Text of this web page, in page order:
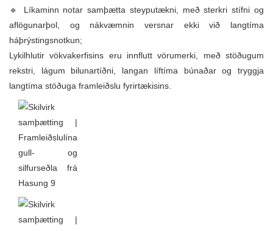
🔹 Líkaminn notar samþætta steyputækni, með sterkri stífni og
aflögunarþol, og nákvæmnin versnar ekki við langtíma
háþrýstingsnotkun;
Lykilhlutir vökvakerfisins eru innflutt vörumerki, með stöðugum
rekstri, lágum bilunartíðni, langan líftíma búnaðar og tryggja
langtíma stöðuga framleiðslu fyrirtækisins.